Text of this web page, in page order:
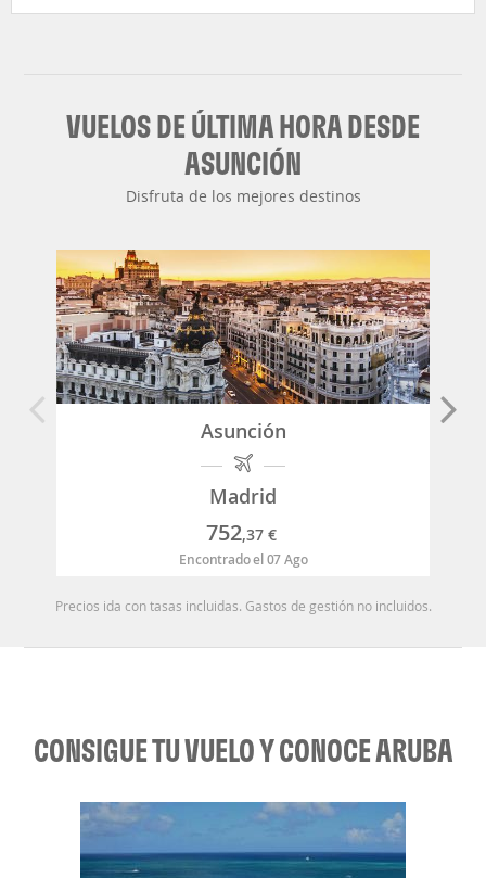
VUELOS DE ÚLTIMA HORA DESDE
ASUNCIÓN
Disfruta de los mejores destinos
Asunción
Madrid
752,37 €
Encontrado el 07 Ago
Precios ida con tasas incluidas. Gastos de gestión no incluidos.
CONSIGUE TU VUELO Y CONOCE ARUBA